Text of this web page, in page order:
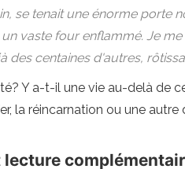
se tenait une énorme porte
vaste four enflammé. Je
des centaines d'autres,
Y a-t-il une vie au-delà de
la réincarnation ou une
lecture